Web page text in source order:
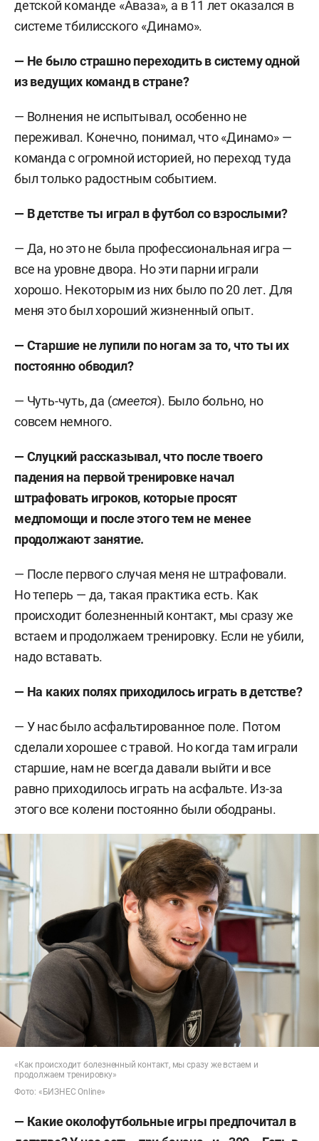
детской команде «Аваза», а в 11 лет оказался в
системе тбилисского «Динамо».
— Не было страшно переходить в систему одной
из ведущих команд в стране?
— Волнения не испытывал, особенно не
переживал. Конечно, понимал, что «Динамо» —
команда с огромной историей, но переход туда
был только радостным событием.
— В детстве ты играл в футбол со взрослыми?
— Да, но это не была профессиональная игра —
все на уровне двора. Но эти парни играли
хорошо. Некоторым из них было по 20 лет. Для
меня это был хороший жизненный опыт.
— Старшие не лупили по ногам за то, что ты их
постоянно обводил?
— Чуть-чуть, да (смеется). Было больно, но
совсем немного.
— Слуцкий рассказывал, что после твоего
падения на первой тренировке начал
штрафовать игроков, которые просят
медпомощи и после этого тем не менее
продолжают занятие.
— После первого случая меня не штрафовали.
Но теперь — да, такая практика есть. Как
происходит болезненный контакт, мы сразу же
встаем и продолжаем тренировку. Если не убили,
надо вставать.
— На каких полях приходилось играть в детстве?
— У нас было асфальтированное поле. Потом
сделали хорошее с травой. Но когда там играли
старшие, нам не всегда давали выйти и все
равно приходилось играть на асфальте. Из-за
этого все колени постоянно были ободраны.
«Как происходит болезненный контакт, мы сразу же встаем и
продолжаем тренировку»
Фото: «БИЗНЕС Online»
— Какие околофутбольные игры предпочитал в